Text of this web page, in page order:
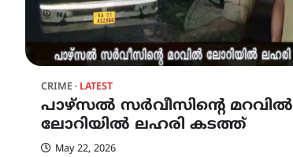
CRIME LATEST
പാഴ്‌സൽ സർവീസിന്റെ മറവിൽ
ലോറിയിൽ ലഹരി കടത്ത്
May 22, 2026